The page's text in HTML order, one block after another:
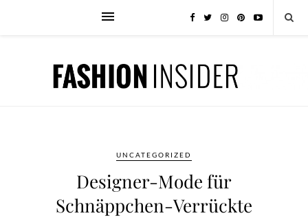
UNCATEGORIZED
Designer-Mode für
Schnäppchen-Verrückte